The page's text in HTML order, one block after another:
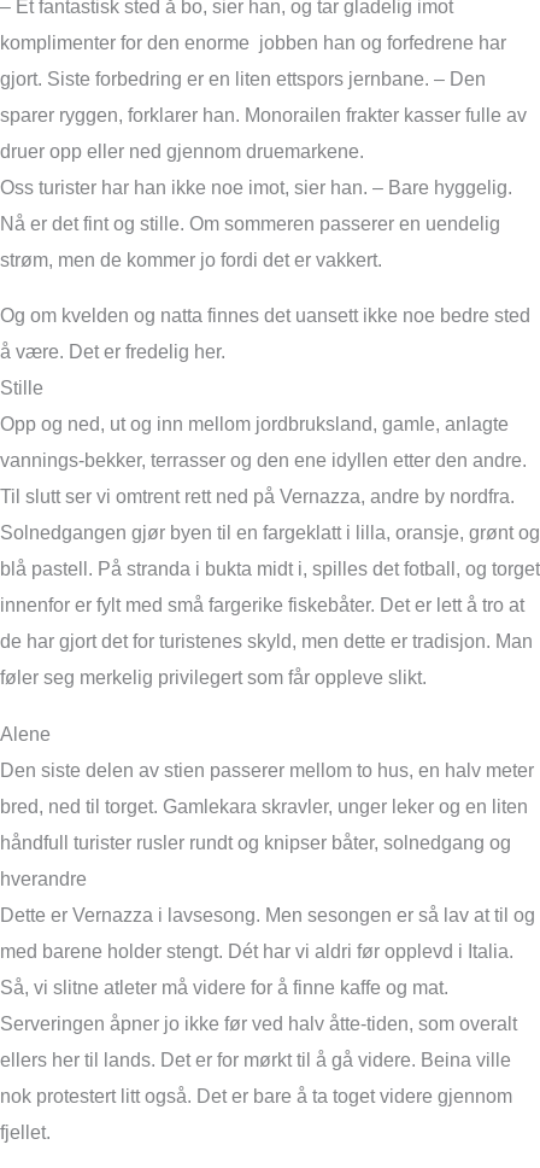
– Et fantastisk sted å bo, sier han, og tar gladelig imot
komplimenter for den enorme jobben han og forfedrene har
gjort. Siste forbedring er en liten ettspors jernbane. – Den
sparer ryggen, forklarer han. Monorailen frakter kasser fulle av
druer opp eller ned gjennom druemarkene.
Oss turister har han ikke noe imot, sier han. – Bare hyggelig.
Nå er det fint og stille. Om sommeren passerer en uendelig
strøm, men de kommer jo fordi det er vakkert.
Og om kvelden og natta finnes det uansett ikke noe bedre sted
å være. Det er fredelig her.
Stille
Opp og ned, ut og inn mellom jordbruksland, gamle, anlagte
vannings-bekker, terrasser og den ene idyllen etter den andre.
Til slutt ser vi omtrent rett ned på Vernazza, andre by nordfra.
Solnedgangen gjør byen til en fargeklatt i lilla, oransje, grønt og
blå pastell. På stranda i bukta midt i, spilles det fotball, og torget
innenfor er fylt med små fargerike fiskebåter. Det er lett å tro at
de har gjort det for turistenes skyld, men dette er tradisjon. Man
føler seg merkelig privilegert som får oppleve slikt.
Alene
Den siste delen av stien passerer mellom to hus, en halv meter
bred, ned til torget. Gamlekara skravler, unger leker og en liten
håndfull turister rusler rundt og knipser båter, solnedgang og
hverandre
Dette er Vernazza i lavsesong. Men sesongen er så lav at til og
med barene holder stengt. Dét har vi aldri før opplevd i Italia.
Så, vi slitne atleter må videre for å finne kaffe og mat.
Serveringen åpner jo ikke før ved halv åtte-tiden, som overalt
ellers her til lands. Det er for mørkt til å gå videre. Beina ville
nok protestert litt også. Det er bare å ta toget videre gjennom
fjellet.